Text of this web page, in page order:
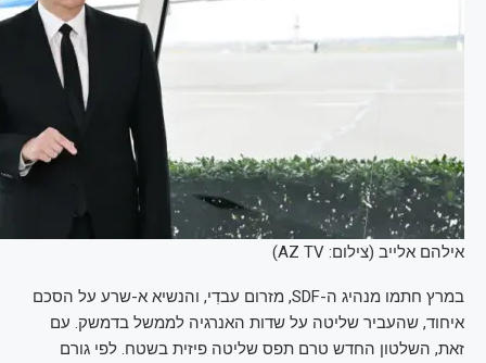
אילהם אלייב (צילום: AZ TV)
במרץ חתמו מנהיג ה-SDF, מזרום עבדִי, והנשיא א-שרע על הסכם
איחוד, שהעביר שליטה על שדות האנרגיה לממשל בדמשק. עם
זאת, השלטון החדש טרם תפס שליטה פיזית בשטח. לפי גורם